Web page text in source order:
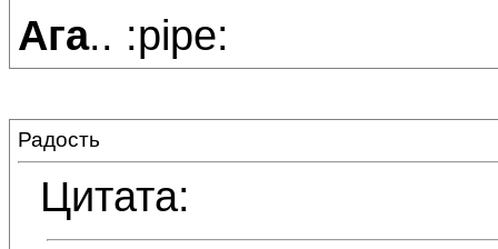
Ага.. :pipe:
Радость
Цитата: